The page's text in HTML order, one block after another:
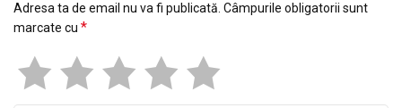
Adresa ta de email nu va fi publicată. Câmpurile obligatorii sunt
marcate cu *